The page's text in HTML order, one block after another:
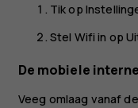
Tik op
Stel Wifi in op
De mobiele
Veeg omlaag vanaf